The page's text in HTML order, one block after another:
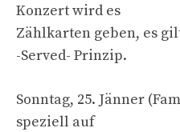
Konzert wird es
Zählkarten geben, es
-Served- Prinzip.
Sonntag, 25. Jänner
speziell auf